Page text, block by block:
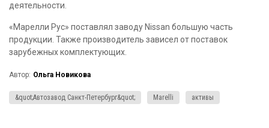
деятельности.
«Марелли Рус» поставлял заводу Nissan большую часть
продукции. Также производитель зависел от поставок
зарубежных комплектующих.
Автор: Ольга Новикова
&quot;Автозавод Санкт-Петербург&quot; Marelli активы